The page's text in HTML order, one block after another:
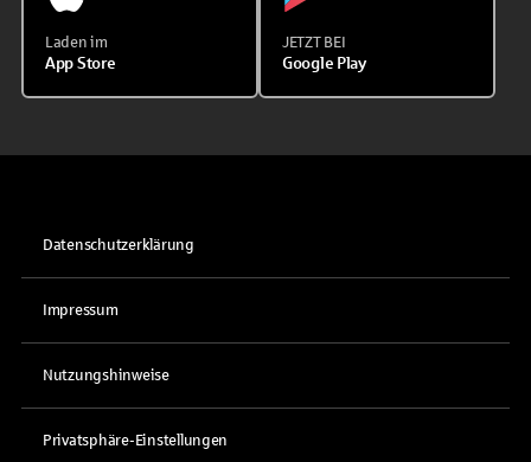
Laden im
App Store
JETZT BEI
Google Play
Datenschutzerklärung
Impressum
Nutzungshinweise
Privatsphäre-Einstellungen